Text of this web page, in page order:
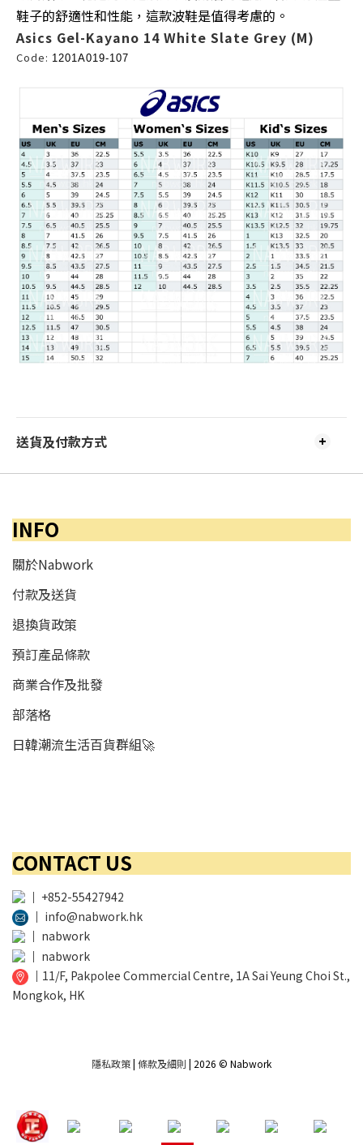
鞋子的舒適性和性能，這款波鞋是值得考慮的。
Asics Gel-Kayano 14 White Slate Grey (M)
Code: 1201A019-107
送貨及付款方式
INFO
關於Nabwork
付款及送貨
退換貨政策
預訂產品條款
商業合作及批發
部落格
日韓潮流生活百貨群組🚀
CONTACT US
│ +852-55427942
│ info@nabwork.hk
│ nabwork
│ nabwork
│ 11/F, Pakpolee Commercial Centre, 1A Sai Yeung Choi St.,
Mongkok, HK
隱私政策| 條款及細則 | 2026 © Nabwork